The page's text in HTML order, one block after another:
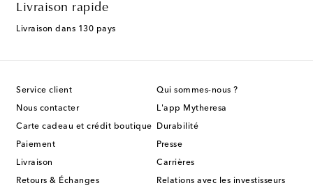
Livraison rapide
Livraison dans 130 pays
Service client
Nous contacter
Carte cadeau et crédit boutique
Paiement
Livraison
Retours & Échanges
Qui sommes-nous ?
L'app Mytheresa
Durabilité
Presse
Carrières
Relations avec les investisseurs